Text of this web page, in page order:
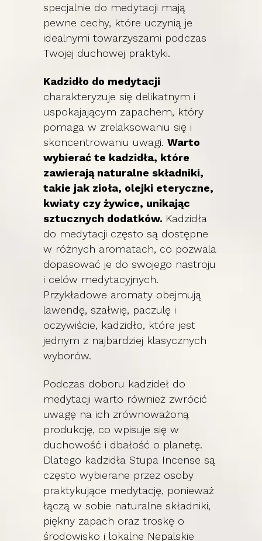
specjalnie do medytacji mają
pewne cechy, które uczynią je
idealnymi towarzyszami podczas
Twojej duchowej praktyki.
Kadzidło do medytacji
charakteryzuje się delikatnym i
uspokajającym zapachem, który
pomaga w zrelaksowaniu się i
skoncentrowaniu uwagi. Warto
wybierać te kadzidła, które
zawierają naturalne składniki,
takie jak zioła, olejki eteryczne,
kwiaty czy żywice, unikając
sztucznych dodatków. Kadzidła
do medytacji często są dostępne
w różnych aromatach, co pozwala
dopasować je do swojego nastroju
i celów medytacyjnych.
Przykładowe aromaty obejmują
lawendę, szałwię, paczulę i
oczywiście, kadzidło, które jest
jednym z najbardziej klasycznych
wyborów.
Podczas doboru kadzideł do
medytacji warto również zwrócić
uwagę na ich zrównoważoną
produkcję, co wpisuje się w
duchowość i dbałość o planetę.
Dlatego kadzidła Stupa Incense są
często wybierane przez osoby
praktykujące medytację, ponieważ
łączą w sobie naturalne składniki,
piękny zapach oraz troskę o
środowisko i lokalne Nepalskie